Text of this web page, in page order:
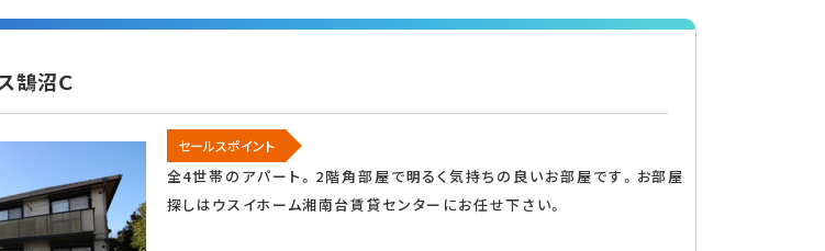
鵠沼Ｃ
セールスポイント
全4世帯のアパート。2階角部屋で明るく気持ちの良いお部屋です。お部屋
探しはウスイホーム湘南台賃貸センターにお任せ下さい。